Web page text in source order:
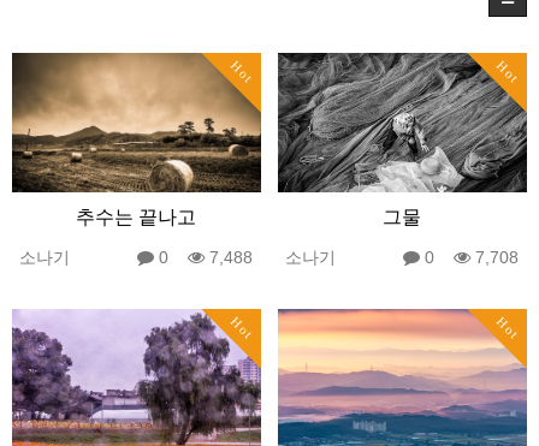
Hot
추수는 끝나고
소나기 0 7,488
Hot
그물
소나기 0 7,708
Hot Hot